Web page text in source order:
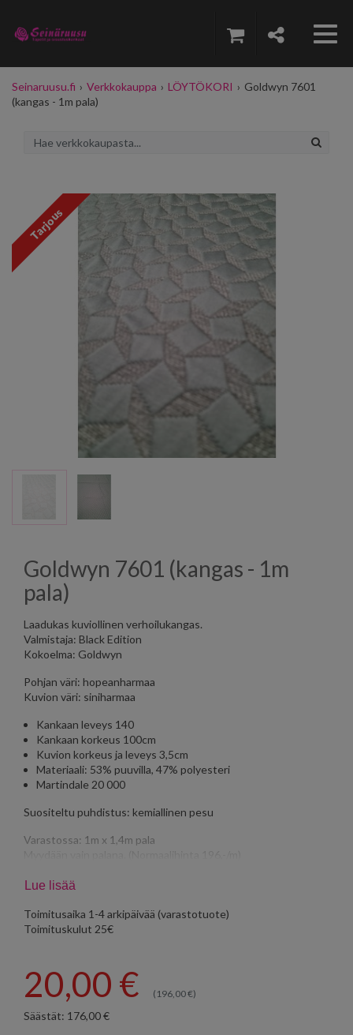
Seinaruusu.fi › Verkkokauppa › LÖYTÖKORI › Goldwyn 7601
(kangas - 1m pala)
Tarjous
Goldwyn 7601 (kangas - 1m
pala)
Laadukas kuviollinen verhoilukangas.
Valmistaja: Black Edition
Kokoelma: Goldwyn
Pohjan väri: hopeanharmaa
Kuvion väri: siniharmaa
Kankaan leveys 140
Kankaan korkeus 100cm
Kuvion korkeus ja leveys 3,5cm
Materiaali: 53% puuvilla, 47% polyesteri
Martindale 20 000
Suositeltu puhdistus: kemiallinen pesu
Varastossa: 1m x 1,4m pala
Lue lisää
Toimitusaika 1-4 arkipäivää (varastotuote)
Toimituskulut 25€
20,00 € (196,00€)
Säästät: 176,00 €